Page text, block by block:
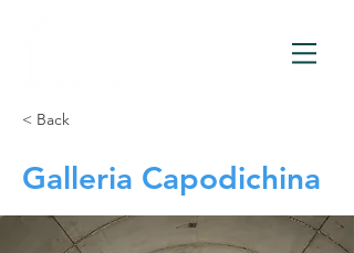
< Back
Galleria Capodichina